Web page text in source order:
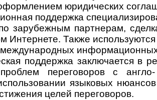
юридических
поддержка
зарубежным партнерам,
Интернете. Также
информационных
поддержка заключается в
переговоров с
языковых нюансов
целей переговоров.